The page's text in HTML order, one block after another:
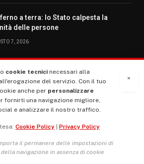
a terra: lo Stato calpesta la
delle persone
7, 2026
×
cookie tecnici necessari alla
del servizio. Con il tuo
anche per personalizzare
fornirti una navigazione migliore,
e analizzare il nostro traffico.
Cookie Policy Privacy Policy
il permanere delle impostazioni di
navigazione in assenza di cookie